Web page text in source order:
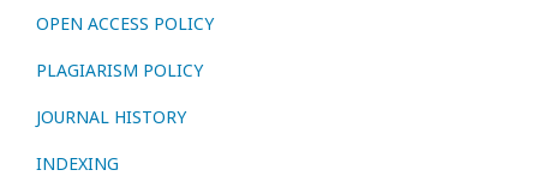
OPEN ACCESS POLICY
PLAGIARISM POLICY
JOURNAL HISTORY
INDEXING